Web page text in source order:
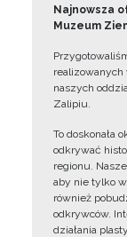
Najnowsza
Muzeum
realizowanych
naszych
Zalipiu.
To doskonała
odkrywać
regionu.
aby nie tylko
również
odkrywców.
działania